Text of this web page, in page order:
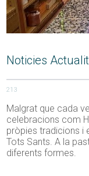
Noticies
213
Malgrat que cada
celebracions com
pròpies tradicions i
Tots Sants. A la
diferents formes.